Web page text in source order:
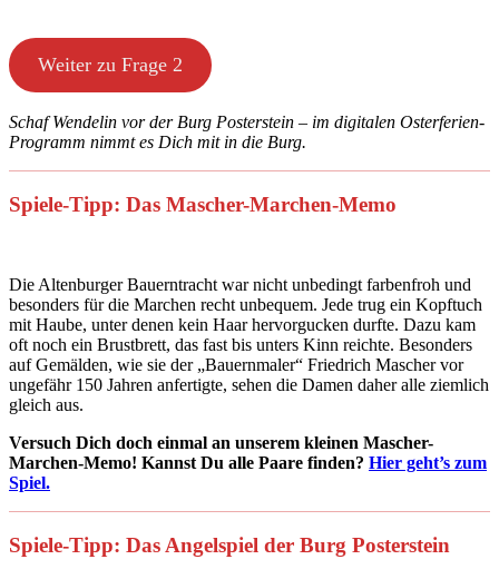
Weiter zu Frage 2
Schaf Wendelin vor der Burg Posterstein – im digitalen Osterferien-
Programm nimmt es Dich mit in die Burg.
Spiele-Tipp: Das Mascher-Marchen-Memo
Die Altenburger Bauerntracht war nicht unbedingt farbenfroh und
besonders für die Marchen recht unbequem. Jede trug ein Kopftuch
mit Haube, unter denen kein Haar hervorgucken durfte. Dazu kam
oft noch ein Brustbrett, das fast bis unters Kinn reichte. Besonders
auf Gemälden, wie sie der „Bauernmaler“ Friedrich Mascher vor
ungefähr 150 Jahren anfertigte, sehen die Damen daher alle ziemlich
gleich aus.
Versuch Dich doch einmal an unserem kleinen Mascher-
Marchen-Memo! Kannst Du alle Paare finden? Hier geht’s zum
Spiel.
Spiele-Tipp: Das Angelspiel der Burg Posterstein